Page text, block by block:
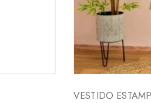
VESTIDO